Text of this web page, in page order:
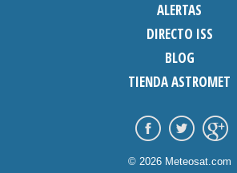
ALERTAS
DIRECTO ISS
BLOG
TIENDA ASTROMET
© 2026 Meteosat.com